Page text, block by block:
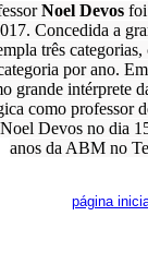
Noel Devos foi
Concedida a
três
por ano.
grande intérprete
como professor
Devos no dia
anos da ABM no
página